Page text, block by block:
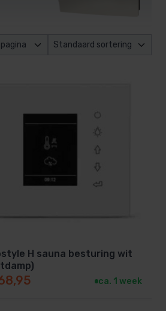
H sauna besturing wit
ca. 1 week